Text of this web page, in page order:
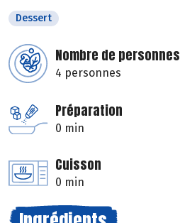
Dessert
Nombre de personnes
4 personnes
Préparation
0 min
Cuisson
0 min